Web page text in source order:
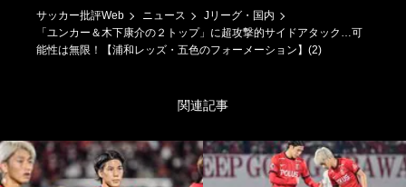
サッカー批評Web ニュース
Jリーグ・国内
「ユンカー＆木下康介の２トップ」に超攻撃的サイドアタック…可
能性は無限！【浦和レッズ・五色のフォーメーション】(2)
関連記事